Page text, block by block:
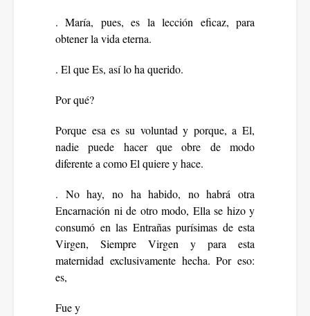
. María, pues, es la lección eficaz, para
obtener la vida eterna.
. El que Es, así lo ha querido.
Por qué?
Porque esa es su voluntad y porque, a El,
nadie puede hacer que obre de modo
diferente a como El quiere y hace.
. No hay, no ha habido, no habrá otra
Encarnación ni de otro modo, Ella se hizo y
consumó en las Entrañas purísimas de esta
Virgen, Siempre Virgen y para esta
maternidad exclusivamente hecha. Por eso:
es,
Fue y